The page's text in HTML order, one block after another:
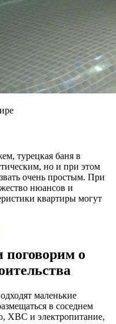
турецкая баня в
но и при этом
очень простым. При
нюансов и
квартиры могут
поговорим о
маленькие
в соседнем
ХВС и электропитание,